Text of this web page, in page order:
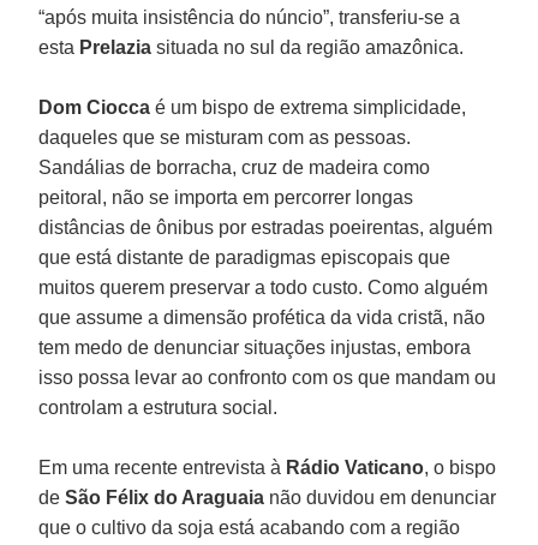
“após muita insistência do núncio”, transferiu-se a
esta Prelazia situada no sul da região amazônica.
Dom Ciocca é um bispo de extrema simplicidade,
daqueles que se misturam com as pessoas.
Sandálias de borracha, cruz de madeira como
peitoral, não se importa em percorrer longas
distâncias de ônibus por estradas poeirentas, alguém
que está distante de paradigmas episcopais que
muitos querem preservar a todo custo. Como alguém
que assume a dimensão profética da vida cristã, não
tem medo de denunciar situações injustas, embora
isso possa levar ao confronto com os que mandam ou
controlam a estrutura social.
Em uma recente entrevista à Rádio Vaticano, o bispo
deSão Félix do Araguaia não duvidou em denunciar
que o cultivo da soja está acabando com a região